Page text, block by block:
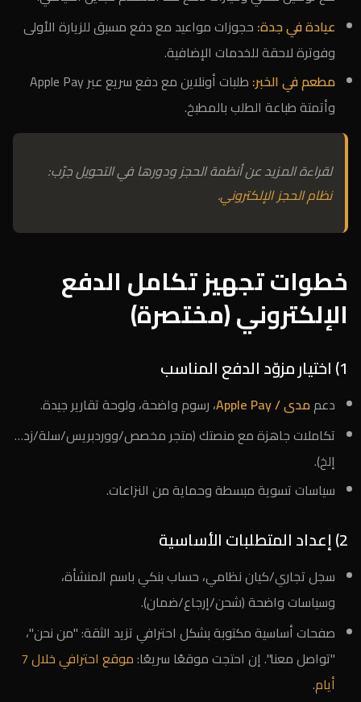
عيادة في جدة: حجوزات مواعيد مع دفع مسبق للزيارة الأولى
وفوترة لاحقة للخدمات الإضافية.
مطعم في الخبر:
طلبات أونلاين مع دفع سريع عبر Apple Pay
وأتمتة طباعة الطلب بالمطبخ.
لقراءة المزيد عن أنظمة الحجز ودورها في التحويل جرّب:
نظام الحجز الإلكتروني.
خطوات تجهيز تكامل الدفع
الإلكتروني (مختصرة)
1) اختيار مزوّد الدفع المناسب
دعممدى / Apple Pay
، رسوم واضحة، ولوحة تقارير جيدة.
تكاملات جاهزة مع منصتك (متجر مخصص/ووردبريس/سلة/زد…
إلخ).
سياسات تسوية مبسطة وحماية من النزاعات.
2) إعداد المتطلبات الأساسية
سجل تجاري/كيان نظامي، حساب بنكي باسم المنشأة،
وسياسات واضحة (شحن/إرجاع/ضمان).
صفحات أساسية مكتوبة بشكل احترافي تزيد الثقة: "من نحن"،
"تواصل معنا". إن احتجت موقعًا سريعًا:
موقع احترافي خلال 7
أيام.